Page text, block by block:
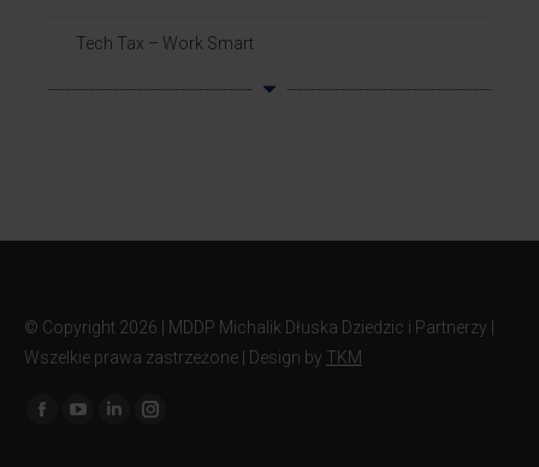
Tech Tax – Work Smart
© Copyright 2026 | MDDP Michalik Dłuska Dziedzic i Partnerzy |
Wszelkie prawa zastrzeżone | Design by TKM
Znajdź nas na: